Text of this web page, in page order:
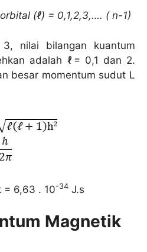
(ℓ) = 0,1,2,3,…. ( n-1)
nilai bilangan kuantum
adalah ℓ= 0,1 dan 2.
besar momentum sudut L
= 6,63 . 10-34 J.s
Magnetik